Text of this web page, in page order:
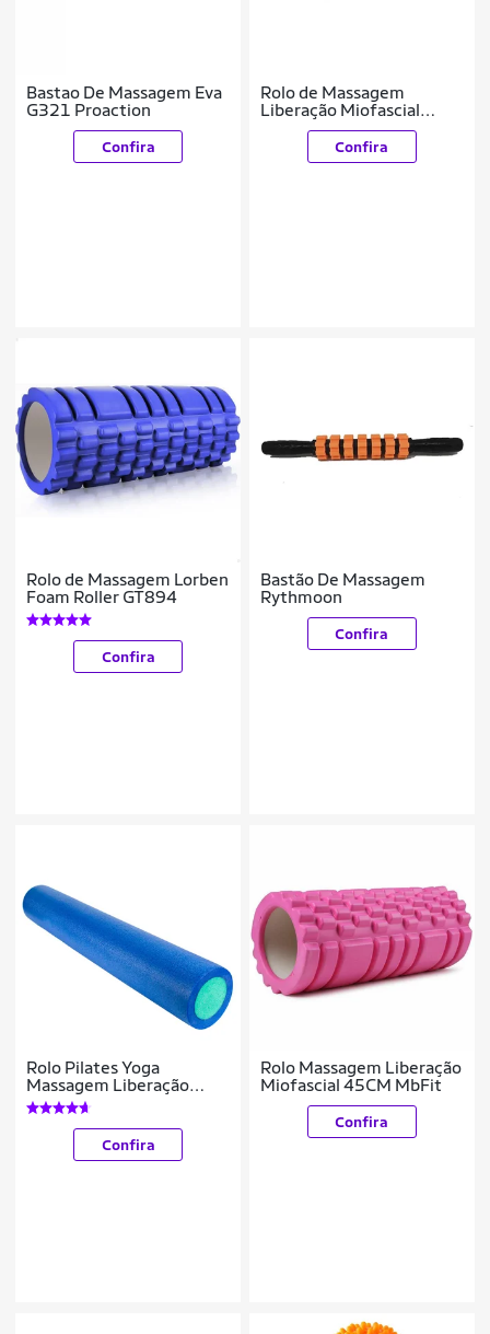
Bastao De Massagem Eva
G321 Proaction
Confira
Rolo de Massagem
Liberação Miofascial
Gallant (GRM33EV01A-
Confira
Rolo de Massagem Lorben
Foam Roller GT894
Confira
Bastão De Massagem
Rythmoon
Confira
Rolo Pilates Yoga
Massagem Liberação
Miofascial 90x15 Yangfit
Confira
Rolo Massagem Liberação
Miofascial 45CM MbFit
Confira